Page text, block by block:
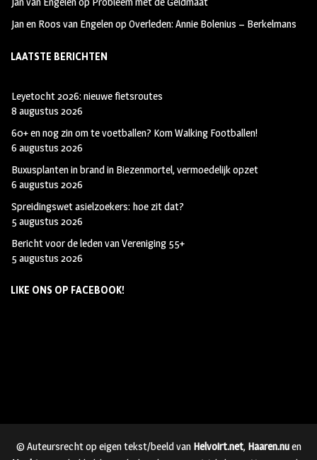
Jan en Roos van EngelenopOverleden: Annie Bolenius – Berkelmans
LAATSTE BERICHTEN
Leyetocht 2026: nieuwe fietsroutes
8 augustus 2026
60+ en nog zin om te voetballen? Kom Walking Footballen!
6 augustus 2026
Buxusplanten in brand in Biezenmortel, vermoedelijk opzet
6 augustus 2026
Spreidingswet asielzoekers: hoe zit dat?
5 augustus 2026
Bericht voor de leden van Vereniging 55+
5 augustus 2026
LIKE ONS OP FACEBOOK!
© Auteursrecht op eigen tekst/beeld van Helvoirt.net, Haaren.nuen